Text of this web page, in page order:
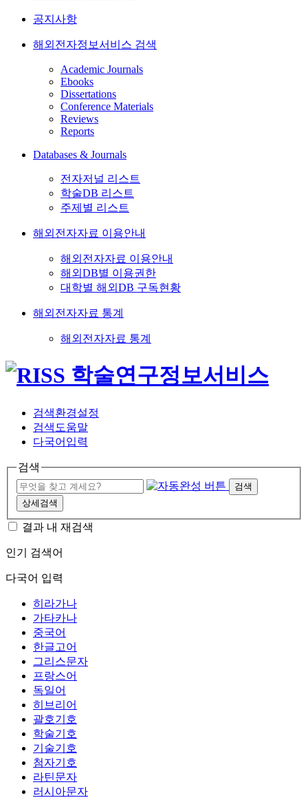
공지사항
해외전자정보서비스 검색
Academic Journals
Ebooks
Dissertations
Conference Materials
Reviews
Reports
Databases & Journals
전자저널 리스트
학술DB 리스트
주제별 리스트
해외전자자료 이용안내
해외전자자료 이용안내
해외DB별 이용권한
대학별 해외DB 구독현황
해외전자자료 통계
해외전자자료 통계
검색환경설정
검색도움말
다국어입력
검색
검색
상세검색
결과 내 재검색
인기 검색어
다국어 입력
히라가나
가타카나
중국어
한글고어
그리스문자
프랑스어
독일어
히브리어
괄호기호
학술기호
기술기호
첨자기호
라틴문자
러시아문자